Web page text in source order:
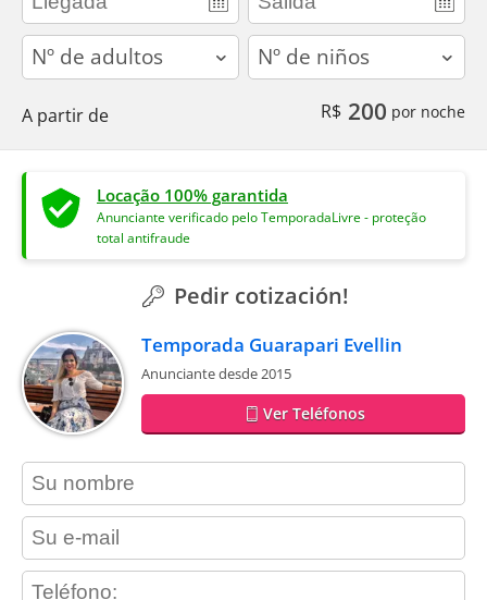
adults children
A partir de R$ 200 por noche
Locação 100% garantida
Anunciante verificado pelo TemporadaLivre - proteção
total antifraude
Pedir cotización!
Temporada Guarapari Evellin
Anunciante desde 2015
Ver Teléfonos
contact_name
contact_email
contact_phone